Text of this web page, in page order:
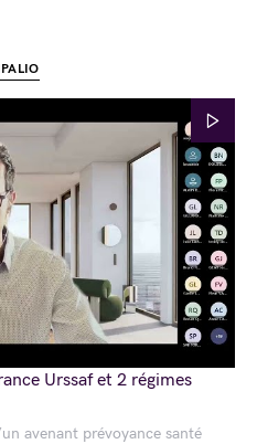
avenant prévoyance santé
Urssaf et 2 régimes